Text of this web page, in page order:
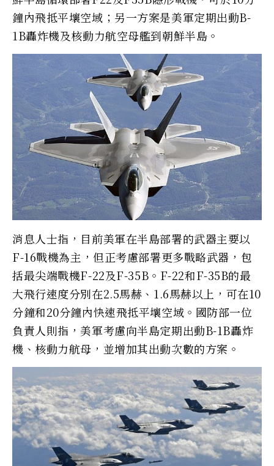
鐘內飛抵平壤空域；另一方案是美軍定期出動B-
1B轟炸機及核動力航空母艦到朝鮮半島。
消息人士指，目前美軍在半島部署的武器主要以
F-16戰機為主，但正考慮部署更多戰略武器，包
括最尖端戰機F-22及F-35B。F-22和F-35B的最
大飛行速度分別在2.5馬赫、1.6馬赫以上，可在10
分鐘和20分鐘內快速飛抵平壤空域。國防部一位
負責人則指，美軍考慮向半島定期出動B-1B轟炸
機、核動力航母，並增加其出動次數的方案。